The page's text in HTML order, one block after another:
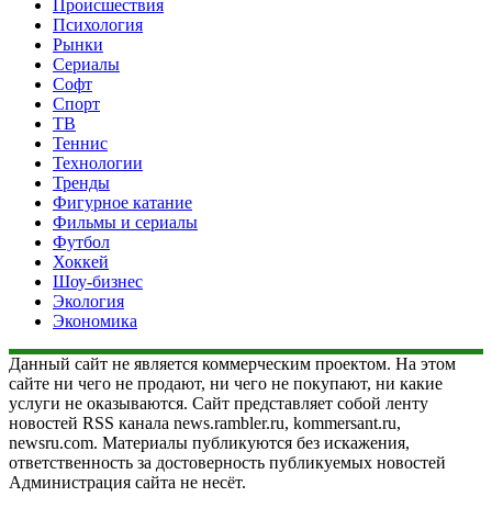
Происшествия
Психология
Рынки
Сериалы
Софт
Спорт
ТВ
Теннис
Технологии
Тренды
Фигурное катание
Фильмы и сериалы
Футбол
Хоккей
Шоу-бизнес
Экология
Экономика
Данный сайт не является коммерческим проектом. На этом
сайте ни чего не продают, ни чего не покупают, ни какие
услуги не оказываются. Сайт представляет собой ленту
новостей RSS канала news.rambler.ru, kommersant.ru,
newsru.com. Материалы публикуются без искажения,
ответственность за достоверность публикуемых новостей
Администрация сайта не несёт.